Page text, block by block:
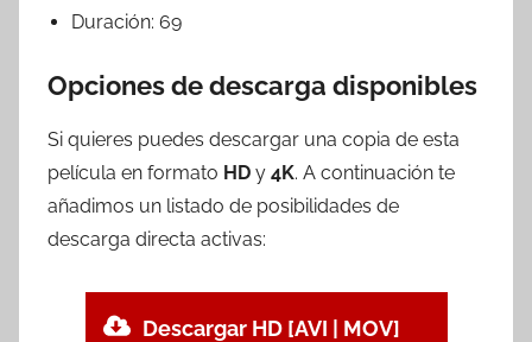
Duración: 69
Opciones de descarga disponibles
Si quieres puedes descargar una copia de esta
película en formato HD y 4K. A continuación te
añadimos un listado de posibilidades de
descarga directa activas:
Descargar HD [AVI | MOV]